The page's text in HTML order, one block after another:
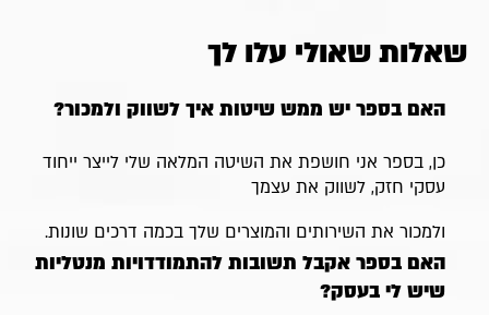
שאלות שאולי עלו לך
האם בספר יש ממש שיטות איך לשווק ולמכור?
כן, בספר אני חושפת את השיטה המלאה שלי לייצר ייחוד
עסקי חזק, לשווק את עצמך
ולמכור את השירותים והמוצרים שלך בכמה דרכים שונות.
האם בספר אקבל תשובות להתמודדויות מנטליות
שיש לי בעסק?